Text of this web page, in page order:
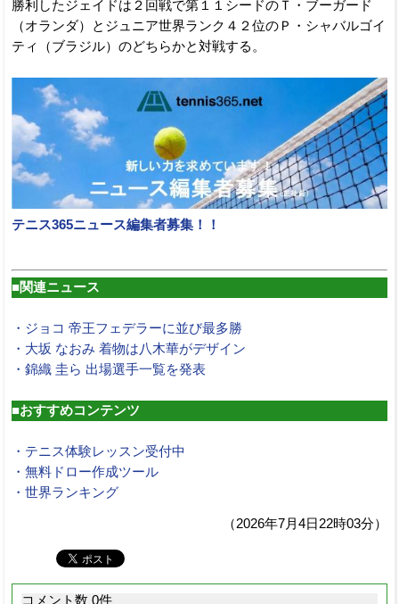
勝利したジェイドは２回戦で第１１シードのＴ・ブーガード
（オランダ）とジュニア世界ランク４２位のＰ・シャバルゴイ
ティ（ブラジル）のどちらかと対戦する。
テニス365ニュース編集者募集！！
■関連ニュース
・ジョコ 帝王フェデラーに並び最多勝
・大坂 なおみ 着物は八木華がデザイン
・錦織 圭ら 出場選手一覧を発表
■おすすめコンテンツ
・テニス体験レッスン受付中
・無料ドロー作成ツール
・世界ランキング
（2026年7月4日22時03分）
コメント数 0件